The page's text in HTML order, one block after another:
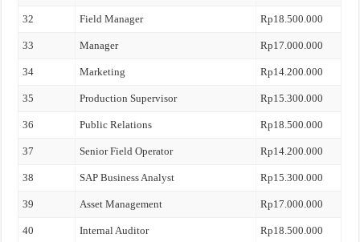
32 Field Manager Rp18.500.000
33 Manager Rp17.000.000
34 Marketing Rp14.200.000
35 Production Supervisor Rp15.300.000
36 Public Relations Rp18.500.000
37 Senior Field Operator Rp14.200.000
38 SAP Business Analyst Rp15.300.000
39 Asset Management Rp17.000.000
40 Internal Auditor Rp18.500.000